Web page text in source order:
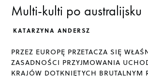
Multi-kulti po australijsku
KATARZYNA ANDERSZ
PRZEZ EUROPĘ PRZETACZA SIĘ
ZASADNOŚCI PRZYJMOWANIA
KRAJÓW DOTKNIĘTYCH BRUTALNYM